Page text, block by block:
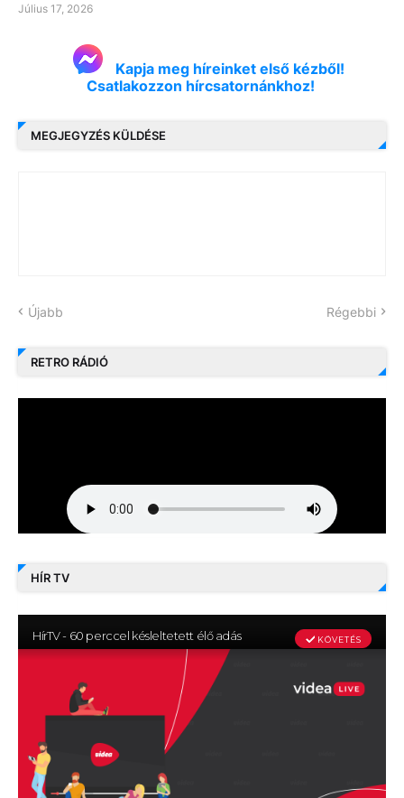
Július 17, 2026
Kapja meg híreinket első kézből!
Csatlakozzon hírcsatornánkhoz!
MEGJEGYZÉS KÜLDÉSE
Újabb Régebbi
RETRO RÁDIÓ
HÍR TV